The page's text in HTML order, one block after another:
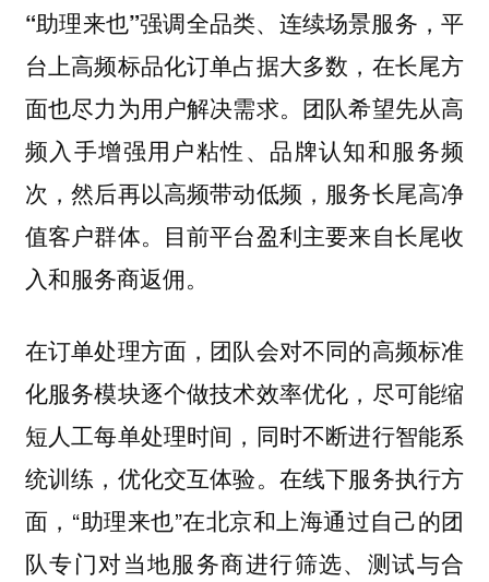
“助理来也”强调全品类、连续场景服务 ，平
台上高频标品化订单占据大多数， 在长尾方
面也尽力为用户解决需求。 团队希望先从高
频入手增强用户粘性、品牌认知和服务频
次，然后再以高频带动低频，服务长尾高净
值客户群体。目前平台盈利主要来自长尾收
入和服务商返佣。
在订单处理方面，团队会对不同的高频标准
化服务模块逐个做技术效率优化，尽可能缩
短人工每单处理时间，同时不断进行智能系
统训练，优化交互体验。在线下服务执行方
面，“助理来也”在北京和上海通过自己的团
队专门对当地服务商进行筛选、测试与合